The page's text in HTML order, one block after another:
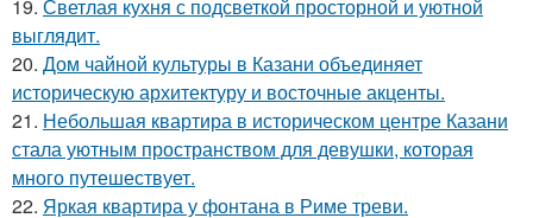
19. Светлая кухня с подсветкой просторной и уютной
выглядит.
20. Дом чайной культуры в Казани объединяет
историческую архитектуру и восточные акценты.
21. Небольшая квартира в историческом центре Казани
стала уютным пространством для девушки, которая
много путешествует.
22. Яркая квартира у фонтана в Риме треви.